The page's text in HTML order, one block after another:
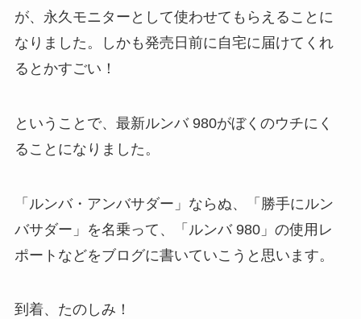
が、永久モニターとして使わせてもらえることに
なりました。しかも発売日前に自宅に届けてくれ
るとかすごい！
ということで、最新ルンバ 980がぼくのウチにく
ることになりました。
「ルンバ・アンバサダー」ならぬ、「勝手にルン
バサダー」を名乗って、「ルンバ 980」の使用レ
ポートなどをブログに書いていこうと思います。
到着、たのしみ！